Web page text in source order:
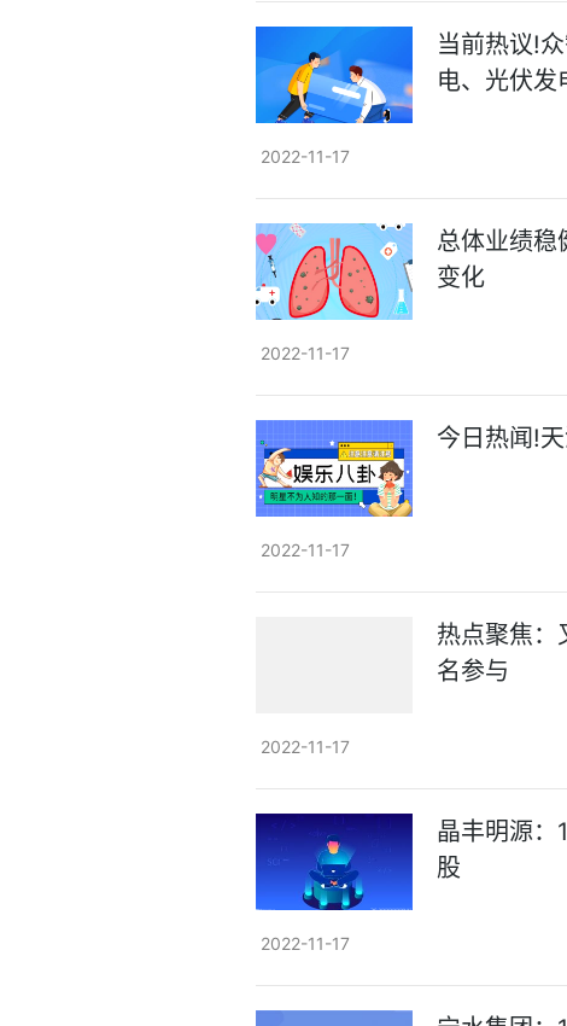
当前热议!
电、光伏发
2022-11-17
总体业绩
变化
2022-11-17
今日热闻!
2022-11-17
热点聚焦：
名参与
2022-11-17
晶丰明源：
股
2022-11-17